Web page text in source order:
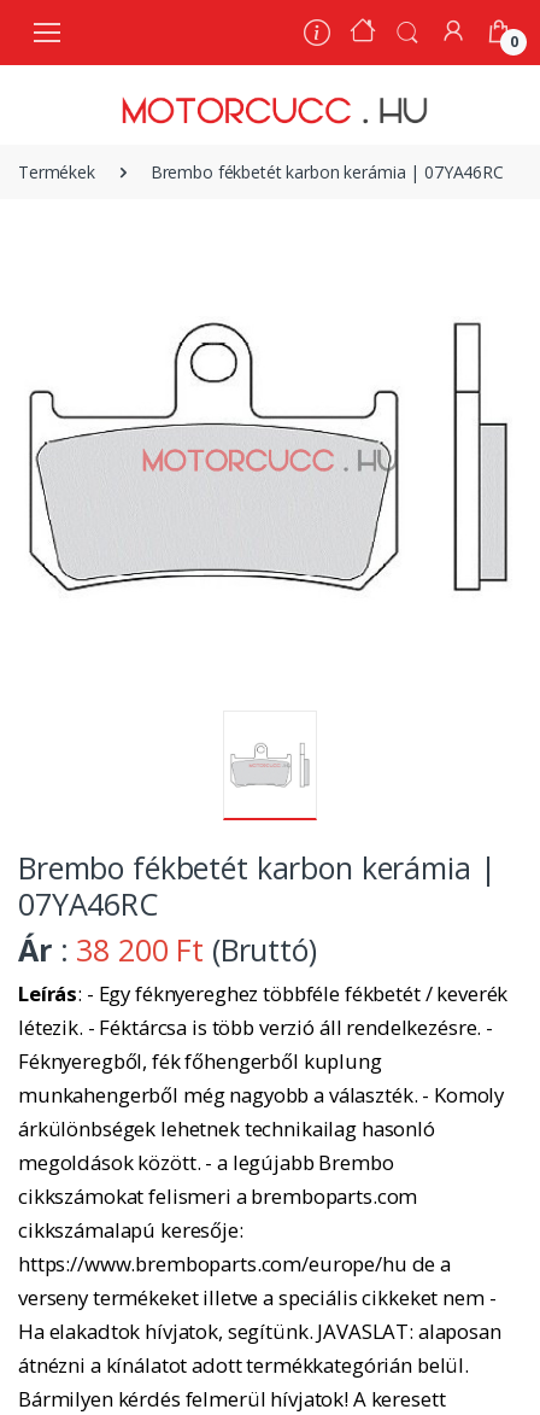
0
Termékek Brembo fékbetét karbon kerámia | 07YA46RC
Brembo fékbetét karbon kerámia |
07YA46RC
Ár : 38 200 Ft (Bruttó)
Leírás: - Egy féknyereghez többféle fékbetét / keverék
létezik. - Féktárcsa is több verzió áll rendelkezésre. -
Féknyeregből, fék főhengerből kuplung
munkahengerből még nagyobb a választék. - Komoly
árkülönbségek lehetnek technikailag hasonló
megoldások között. - a legújabb Brembo
cikkszámokat felismeri a bremboparts.com
cikkszámalapú keresője:
https://www.bremboparts.com/europe/hu de a
verseny termékeket illetve a speciális cikkeket nem -
Ha elakadtok hívjatok, segítünk. JAVASLAT: alaposan
átnézni a kínálatot adott termékkategórián belül.
Bármilyen kérdés felmerül hívjatok! A keresett
0